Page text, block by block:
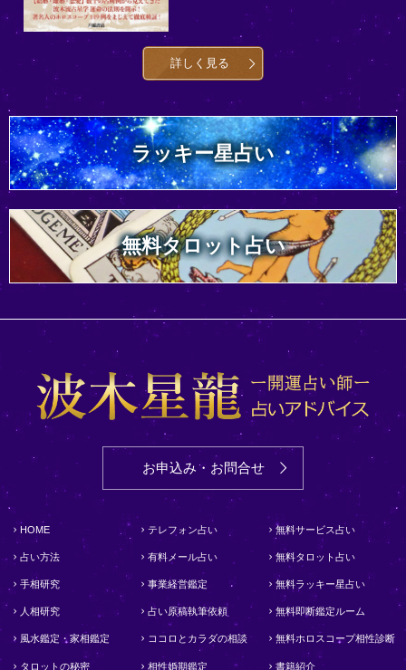
詳しく見る
ラッキー星占い
無料タロット占い
お申込み・お問合せ
HOME
占い方法
手相研究
人相研究
風水鑑定・家相鑑定
タロットの秘密
テレフォン占い
有料メール占い
事業経営鑑定
占い原稿執筆依頼
ココロとカラダの相談
相性婚期鑑定
無料サービス占い
無料タロット占い
無料ラッキー星占い
無料即断鑑定ルーム
無料ホロスコープ相性診断
書籍紹介